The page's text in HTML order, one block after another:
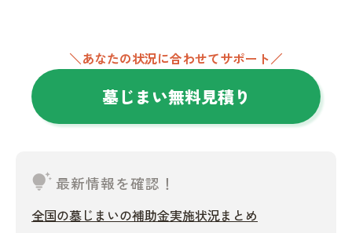
＼あなたの状況に合わせてサポート／
墓じまい無料見積り
tips_and_updates 最新情報を確認！
全国の墓じまいの補助金実施状況まとめ